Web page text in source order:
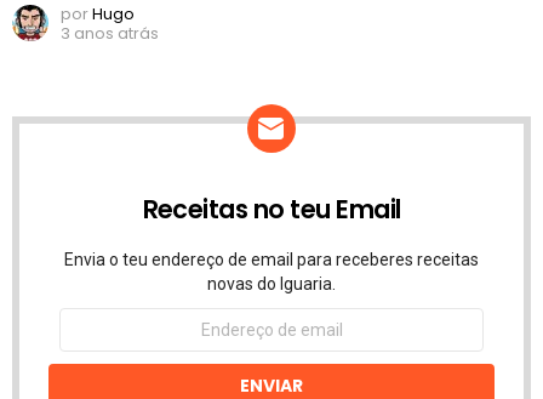
porHugo
3 anos atrás
Receitas no teu Email
Envia o teu endereço de email para receberes receitas
novas do Iguaria.
Endereço
email
ENVIAR